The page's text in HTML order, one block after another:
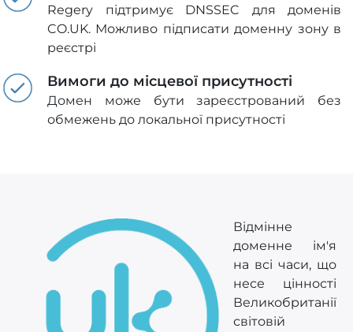
Regery підтримує DNSSEC для доменів
CO.UK. Можливо підписати доменну зону в
реєстрі
Вимоги до місцевої присутності
Домен може бути зареєстрований без
обмежень до локальної присутності
Відмінне
доменне ім'я
на всі часи, що
несе цінності
Великобританії
світовій